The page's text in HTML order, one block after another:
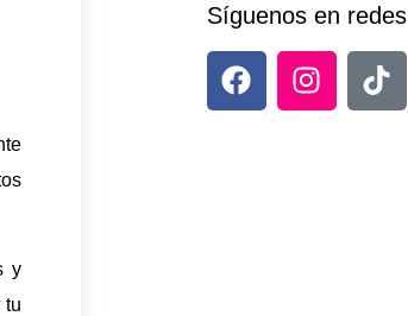
y
tu
Síguenos en redes